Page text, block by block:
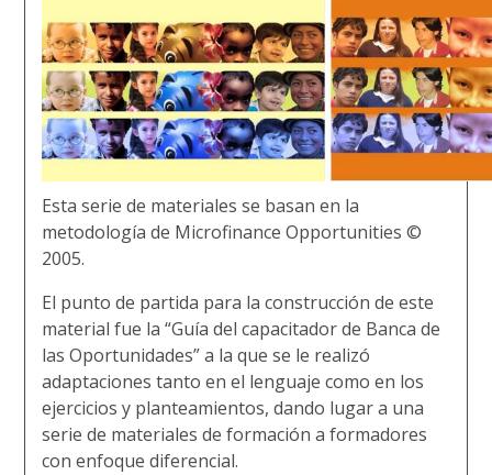
Esta serie de materiales se basanen la
metodología de Microfinance Opportunities ©
2005.
El punto de partida para la construcción de este
material fue la “Guía del capacitador de Banca de
las Oportunidades” a la que se le realizó
adaptaciones tanto en el lenguaje como en los
ejercicios y planteamientos, dando lugar a una
serie de materiales de formación a formadores
con enfoque diferencial.